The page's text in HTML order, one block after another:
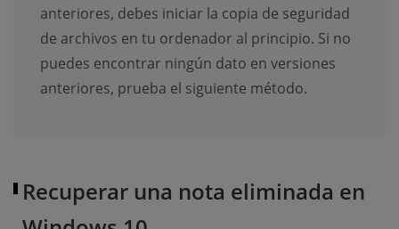
anteriores, debes iniciar la copia de seguridad
de archivos en tu ordenador al principio. Si no
puedes encontrar ningún dato en versiones
anteriores, prueba el siguiente método.
Recuperar una nota eliminada en